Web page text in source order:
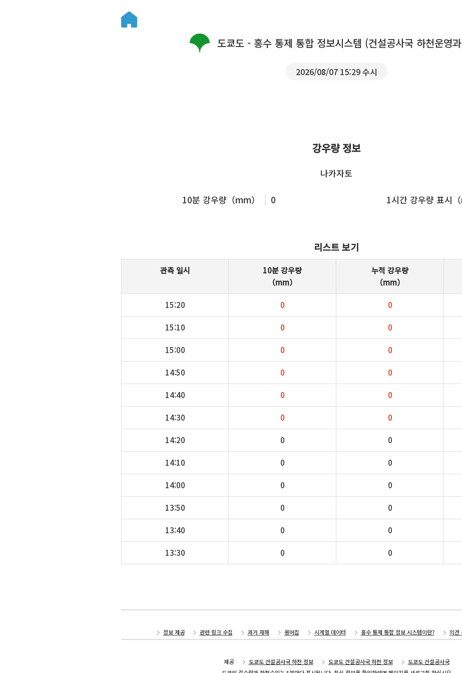
도쿄도 - 홍수 통제 통합 정보시스템 (건설공사국 하천운영
2026/08/07 15:29 수시
강우량 정보
나카자토
10분 강우량（mm） 0 1시간 강우량 표시（
리스트 보기
관측 일시
10분 강우량
（mm）
누적 강우량
（mm）
15:20 0 0
15:10 0 0
15:00 0 0
14:50 0 0
14:40 0 0
14:30 0 0
14:20 0 0
14:10 0 0
14:00 0 0
13:50 0 0
13:40 0 0
13:30 0 0
정보 제공 관련 링크 수집 과거 재해 용어집 시계열 데이터 홍수 통제 통합 정보 시스템이란? 의견
제공 도쿄도 건설공사국 하천 정보 도쿄도 건설공사국 하천 정보
도쿄도 건설공사국